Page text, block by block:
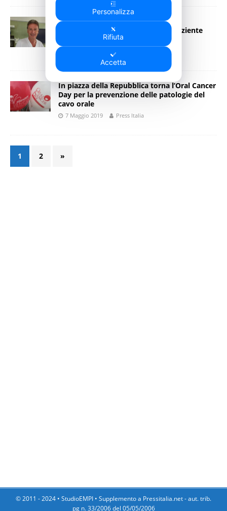
Ospedale di Terni, a regime la
videotoracoscopia diagnostica a paziente
In piazza della Repubblica torna l’Oral Cancer
Day per la prevenzione delle patologie del
cavo orale
7 Maggio 2019 Press Italia
1 2 »
© 2011 - 2024 • StudioEMPI • Supplemento a Pressitalia.net - aut. trib.
pg n. 33/2006 del 05/05/2006
Personalizza
Rifiuta
Accetta